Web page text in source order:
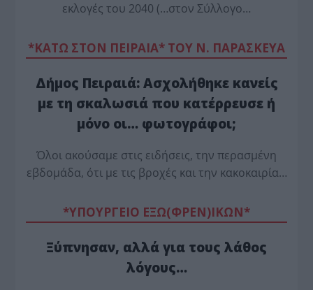
εκλογές του 2040 (…στον Σύλλογο…
*ΚΑΤΩ ΣΤΟΝ ΠΕΙΡΑΙΑ* ΤΟΥ Ν. ΠΑΡΑΣΚΕΥΑ
Δήμος Πειραιά: Ασχολήθηκε κανείς
με τη σκαλωσιά που κατέρρευσε ή
μόνο οι… φωτογράφοι;
Όλοι ακούσαμε στις ειδήσεις, την περασμένη
εβδομάδα, ότι με τις βροχές και την κακοκαιρία…
*ΥΠΟΥΡΓΕΙΟ ΕΞΩ(ΦΡΕΝ)ΙΚΩΝ*
Ξύπνησαν, αλλά για τους λάθος
λόγους…